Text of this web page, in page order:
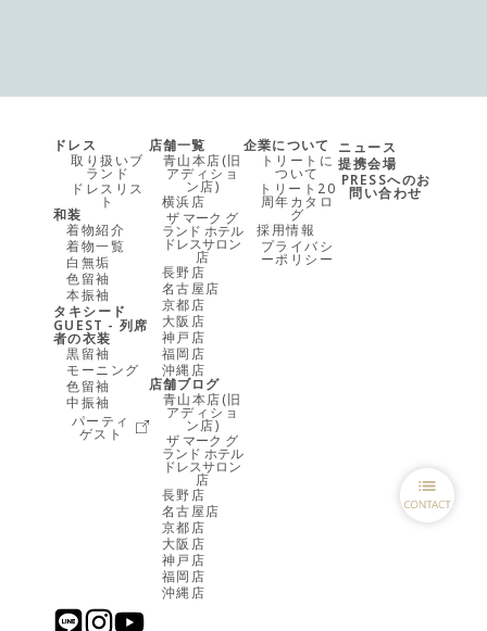
ドレス
取り扱いブ
ランド
ドレスリス
ト
和装
着物紹介
着物一覧
白無垢
色留袖
本振袖
タキシード
GUEST - 列席
者の衣装
黒留袖
モーニング
色留袖
中振袖
パーティ
ゲスト
店舗一覧
青山本店(旧
アディショ
ン店)
横浜店
ザ マーク グ
ランド ホテル
ドレスサロン
店
長野店
名古屋店
京都店
大阪店
神戸店
福岡店
沖縄店
店舗ブログ
青山本店(旧
アディショ
ン店)
ザ マーク グ
ランド ホテル
ドレスサロン
店
長野店
名古屋店
京都店
大阪店
神戸店
福岡店
沖縄店
企業について
トリートに
ついて
トリート20
周年カタロ
グ
採用情報
プライバシ
ーポリシー
ニュース
提携会場
PRESSへのお
問い合わせ